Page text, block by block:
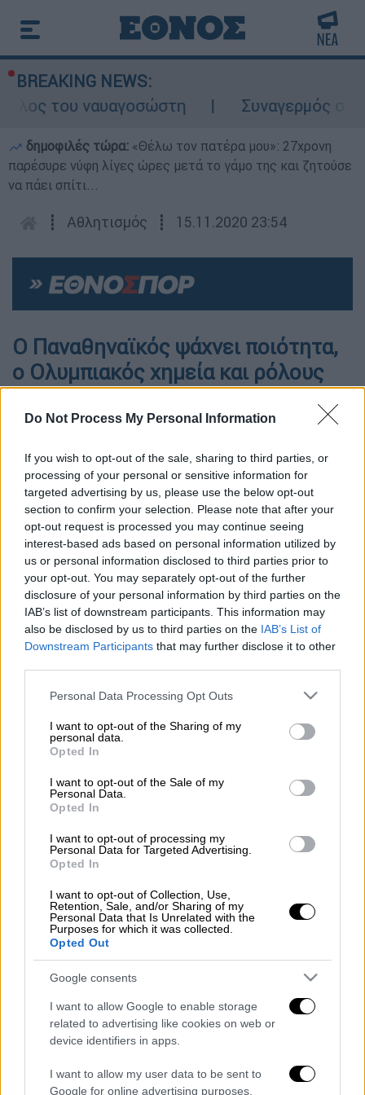
Do Not Process My Personal Information
If you wish to opt-out of the sale, sharing to third parties, or
processing of your personal or sensitive information for
targeted advertising by us, please use the below opt-out
section to confirm your selection. Please note that after your
opt-out request is processed you may continue seeing
interest-based ads based on personal information utilized by
us or personal information disclosed to third parties prior to
your opt-out. You may separately opt-out of the further
disclosure of your personal information by third parties on the
IAB’s list of downstream participants. This information may
also be disclosed by us to third parties on the IAB’s List of
Downstream Participants that may further disclose it to other
Please note that this website/app uses one or more Google
not limited to your visit or usage behaviour. You may click to
grant or deny consent to Google and its third-party tags to
use your data for below specified purposes in below Google
consent section.
Personal Data Processing Opt Outs
I want to opt-out of the Sharing of my
personal data.
Opted In
I want to opt-out of the Sale of my
Personal Data.
Opted In
I want to opt-out of processing my
Personal Data for Targeted Advertising.
Opted In
I want to opt-out of Collection, Use,
Retention, Sale, and/or Sharing of my
Personal Data that Is Unrelated with the
Purposes for which it was collected.
Opted Out
Google consents
I want to allow Google to enable storage
related to advertising like cookies on web or
device identifiers in apps.
I want to allow my user data to be sent to
Google for online advertising purposes.
BREAKING NEWS:
του ναυαγοσώστη
Συναγερμός
δημοφιλές τώρα: «Θέλω τον πατέρα μου»: 27χρονη
παρέσυρε νύφη λίγες ώρες μετά το γάμο της και ζητούσε
να πάει σπίτι...
┋ Αθλητισμός ┋ 15.11.2020 23:54
Ο Παναθηναϊκός ψάχνει ποιότητα,
ο Ολυμπιακός χημεία και ρόλους
ελληνικών ομάδων δεν δημιουργεί πολλές ελπίδες....
Ο Παναθηναϊκός μάχεται να καλύψει το
έλλειμμα ποιότητας την στιγμή που
ο Ολυμπιακός ψάχνεται να βρει «χημεία» και
Διαβάστε περισσότερα στοsdna.gr
Διαβάστε ακόμη
O στρατηγός ήταν σχιζοφρενής, εμμονικός,
Ελισάβετ Κωνσταντινίδου στο ethnos.gr:
«Κάθε πόλεμος είναι ένας εμφύλιος, όλοι
είμαστε αδέλφια»
bar για τον θάνατο του 4χρονου στην Πάρο -
Στο «μικροσκόπιο» ο ρόλος του